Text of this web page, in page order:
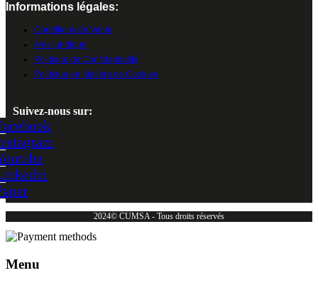
Informations légales:
Conditions de Vente
Avis juridique
Politique de Confidentialité
Politique en Matière de Cookies
Suivez-nous sur:
2024© CUMSA - Tous droits réservés
Menu